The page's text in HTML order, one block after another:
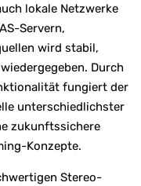
lokale Netzwerke
Servern,
wird stabil,
Durch
fungiert der
unterschiedlichster
zukunftssichere
Konzepte.
Stereo-